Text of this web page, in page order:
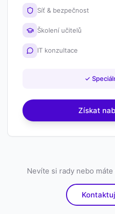
Síť & bezpečnost
Školení učitelů
IT konzultace
✓
Získat
Nevíte si rady nebo